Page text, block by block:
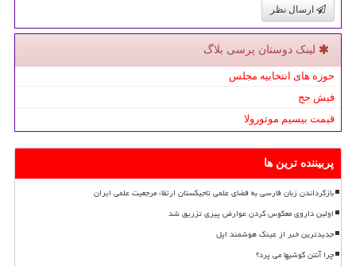
ارسال نظر
لینک دوستان پرسی بلاگ
حوزه های انتخابیه مجلس
فیش حج
قیمت بیسیم موتورولا
پربیننده ترین ها
بازگرداندن زبان فارسی به فضای علمی تاجیکستان ارتقاء مرجعیت علمی ایران
اولین داروی معکوس کردن عوارض پیری تزریق شد
جدیدترین خبر از عینک هوشمند اپل
چرا آنتن گوشیها می پرد؟